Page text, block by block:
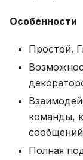
Особенности
Простой.
команды,
Полная